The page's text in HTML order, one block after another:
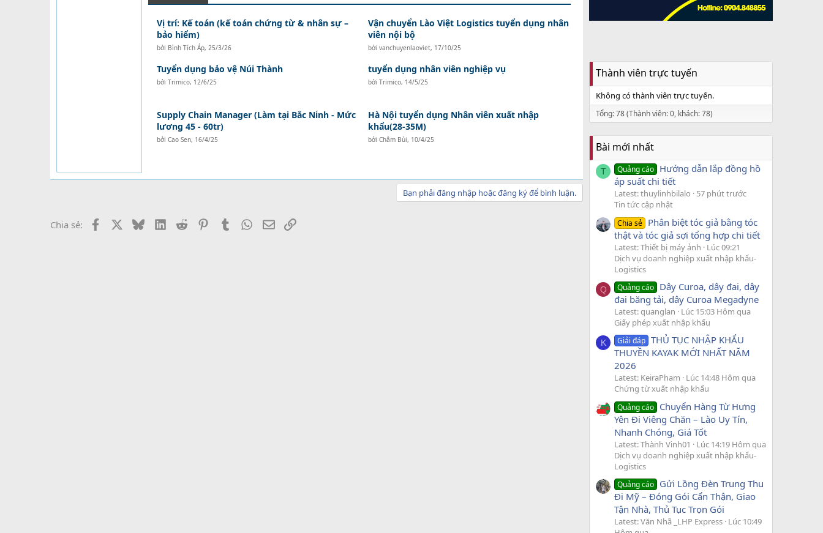
Vị trí: Kế toán (kế toán chứng từ & nhân sự –
bảo hiểm)
bởi Bình Tích Áp, 25/3/26
Vận chuyển Lào Việt Logistics tuyển dụng nhân
viên nội bộ
bởi vanchuyenlaoviet, 17/10/25
Tuyển dụng bảo vệ Núi Thành
bởi Trimico, 12/6/25
tuyển dụng nhân viên nghiệp vụ
bởi Trimico, 14/5/25
Supply Chain Manager (Làm tại Bắc Ninh - Mức
lương 45 - 60tr)
bởi Cao Sen, 16/4/25
Hà Nội tuyển dụng Nhân viên xuất nhập
khẩu(28-35M)
bởi Châm Bùi, 10/4/25
Bạn phải đăng nhập hoặc đăng ký để bình luận.
Chia sẻ: Facebook BlueskyLinkedIn
Reddit PinterestTumblr WhatsApp
EmailLink
Thành viên trực tuyến
Không có thành viên trực tuyến.
Tổng: 78 (Thành viên: 0, khách: 78)
Bài mới nhất
T Quảng cáo Hướng dẫn lắp đồng hồ
áp suất chi tiết
Latest: thuylinhbilalo
57 phút trước
Tin tức cập nhật
Chia sẻ Phân biệt tóc giả bằng tóc
thật và tóc giả sợi tổng hợp chi tiết
Latest: Thiết bị máy ảnh
Lúc 09:21
Dịch vụ doanh nghiệp xuất nhập khẩu-
Logistics
Q Quảng cáo Dây Curoa, dây đai, dây
đai băng tải, dây Curoa Megadyne
Latest: quanglan
Lúc 15:03 Hôm qua
Giấy phép xuất nhập khẩu
K Giải đáp THỦ TỤC NHẬP KHẨU
THUYỀN KAYAK MỚI NHẤT NĂM
2026
Latest: KeiraPham
Lúc 14:48 Hôm qua
Chứng từ xuất nhập khẩu
Quảng cáo Chuyển Hàng Từ Hưng
Yên Đi Viêng Chăn – Lào Uy Tín,
Nhanh Chóng, Giá Tốt
Latest: Thành Vinh01
Lúc 14:19 Hôm qua
Dịch vụ doanh nghiệp xuất nhập khẩu-
Logistics
Quảng cáo Gửi Lồng Đèn Trung Thu
Đi Mỹ – Đóng Gói Cẩn Thận, Giao
Tận Nhà, Thủ Tục Trọn Gói
Latest: Văn Nhã _LHP Express Lúc 10:49